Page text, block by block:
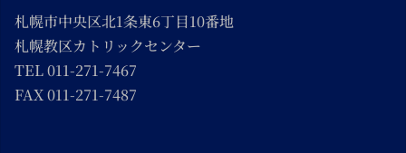
札幌市中央区北1条東6丁目10番地
札幌教区カトリックセンター
TEL 011-271-7467
FAX 011-271-7487